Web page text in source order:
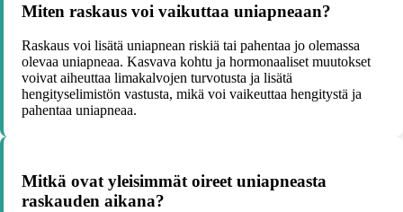
Miten raskaus voi vaikuttaa uniapneaan?
Raskaus voi lisätä uniapnean riskiä tai pahentaa jo olemassa
olevaa uniapneaa. Kasvava kohtu ja hormonaaliset muutokset
voivat aiheuttaa limakalvojen turvotusta ja lisätä
hengityselimistön vastusta, mikä voi vaikeuttaa hengitystä ja
pahentaa uniapneaa.
Mitkä ovat yleisimmät oireet uniapneasta
raskauden aikana?